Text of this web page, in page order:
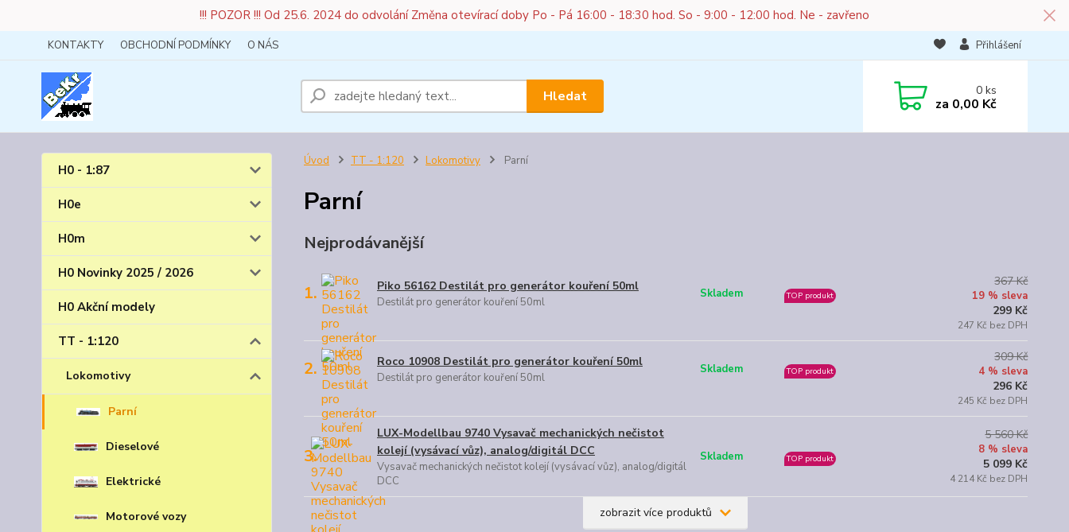
!!! POZOR !!! Od 25.6. 2024 do odvolání Změna otevírací doby Po - Pá 16:00 - 18:30 hod. So - 9:00 - 12:00 hod. Ne - zavřeno
KONTAKTY OBCHODNÍ PODMÍNKY O NÁS Přihlášení
Hledat 0ks
za 0,00 Kč
H0 - 1:87
H0e
H0m
H0 Novinky 2025 / 2026
H0 Akční modely
TT - 1:120
Lokomotivy
Parní
Dieselové
Elektrické
Motorové vozy
Úvod TT - 1:120 Lokomotivy Parní
Parní
Nejprodávanější
1. Piko 56162 Destilát pro generátor kouření 50ml
Destilát pro generátor kouření 50ml
Skladem TOP produkt
367 Kč
19 % sleva
299 Kč
247 Kč bez DPH
2. Roco 10908 Destilát pro generátor kouření 50ml
Destilát pro generátor kouření 50ml
Skladem TOP produkt
309 Kč
4 % sleva
296 Kč
245 Kč bez DPH
3.
LUX-Modellbau 9740 Vysavač mechanických nečistot
kolejí (vysávací vůz), analog/digitál DCC
Vysavač mechanických nečistot kolejí (vysávací vůz), analog/digitál
DCC
Skladem TOP produkt
5 560 Kč
8 % sleva
5 099 Kč
4 214 Kč bez DPH
zobrazit více produktů